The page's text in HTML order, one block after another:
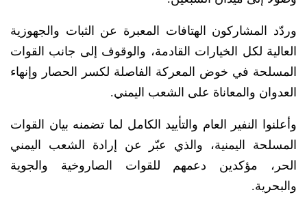
وردّد المشاركون الهتافات المعبرة عن الثبات والجهوزية
العالية لكل الخيارات القادمة، والوقوف إلى جانب القوات
المسلحة في خوض المعركة الفاصلة لكسر الحصار وإنهاء
العدوان والمعاناة على الشعب اليمني.
وأعلنوا النفير العام والتأييد الكامل لما تضمنه بيان القوات
المسلحة اليمنية، والذي عبّر عن إرادة الشعب اليمني
الحر، مؤكدين دعمهم للقوات الصاروخية والجوية
والبحرية.